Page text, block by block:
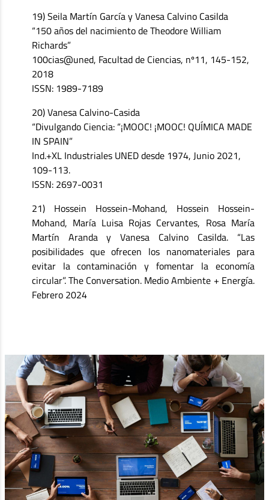
19) Seila Martín García y Vanesa Calvino Casilda
“150 años del nacimiento de Theodore William
Richards”
100cias@uned, Facultad de Ciencias, nº11, 145-152,
2018
ISSN: 1989-7189
20) Vanesa Calvino-Casida
“Divulgando Ciencia: “¡MOOC! ¡MOOC! QUÍMICA MADE
IN SPAIN”
Ind.+XL Industriales UNED desde 1974, Junio 2021,
109-113.
ISSN: 2697-0031
21) Hossein Hossein-Mohand, Hossein Hossein-
Mohand, María Luisa Rojas Cervantes, Rosa María
Martín Aranda y Vanesa Calvino Casilda. “Las
posibilidades que ofrecen los nanomateriales para
evitar la contaminación y fomentar la economía
circular”. The Conversation. Medio Ambiente + Energía.
Febrero 2024